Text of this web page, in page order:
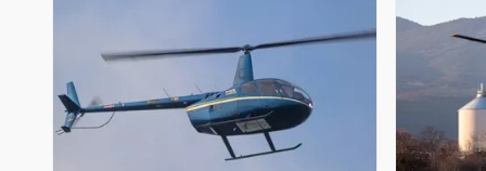
Darmstadt